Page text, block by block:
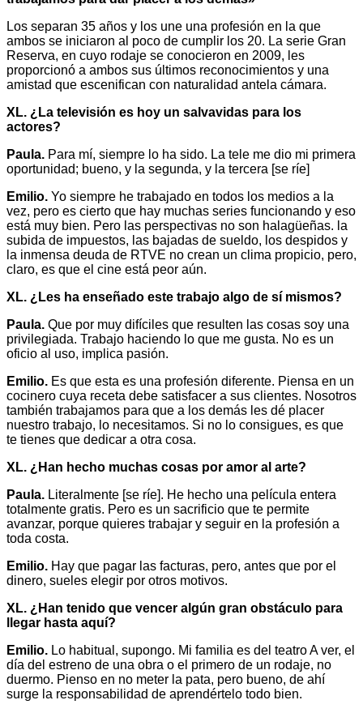
Los separan 35 años y los une una profesión en la que
ambos se iniciaron al poco de cumplir los 20. La serie Gran
Reserva, en cuyo rodaje se conocieron en 2009, les
proporcionó a ambos sus últimos reconocimientos y una
amistad que escenifican con naturalidad antela cámara.
XL. ¿La televisión es hoy un salvavidas para los
actores?
Paula. Para mí, siempre lo ha sido. La tele me dio mi primera
oportunidad; bueno, y la segunda, y la tercera [se ríe]
Emilio. Yo siempre he trabajado en todos los medios a la
vez, pero es cierto que hay muchas series funcionando y eso
está muy bien. Pero las perspectivas no son halagüeñas. la
subida de impuestos, las bajadas de sueldo, los despidos y
la inmensa deuda de RTVE no crean un clima propicio, pero,
claro, es que el cine está peor aún.
XL. ¿Les ha enseñado este trabajo algo de sí mismos?
Paula. Que por muy difíciles que resulten las cosas soy una
privilegiada. Trabajo haciendo lo que me gusta. No es un
oficio al uso, implica pasión.
Emilio. Es que esta es una profesión diferente. Piensa en un
cocinero cuya receta debe satisfacer a sus clientes. Nosotros
también trabajamos para que a los demás les dé placer
nuestro trabajo, lo necesitamos. Si no lo consigues, es que
te tienes que dedicar a otra cosa.
XL. ¿Han hecho muchas cosas por amor al arte?
Paula. Literalmente [se ríe]. He hecho una película entera
totalmente gratis. Pero es un sacrificio que te permite
avanzar, porque quieres trabajar y seguir en la profesión a
toda costa.
Emilio. Hay que pagar las facturas, pero, antes que por el
dinero, sueles elegir por otros motivos.
XL. ¿Han tenido que vencer algún gran obstáculo para
llegar hasta aquí?
Emilio. Lo habitual, supongo. Mi familia es del teatro A ver, el
día del estreno de una obra o el primero de un rodaje, no
duermo. Pienso en no meter la pata, pero bueno, de ahí
surge la responsabilidad de aprendértelo todo bien.